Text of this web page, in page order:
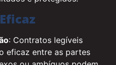
: Contratos legíveis
eficaz entre as partes